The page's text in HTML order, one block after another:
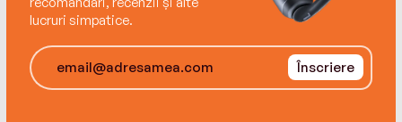
lucruri simpatice.
Înscriere